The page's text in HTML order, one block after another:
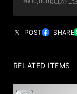
POST SHARE
RELATED ITEMS